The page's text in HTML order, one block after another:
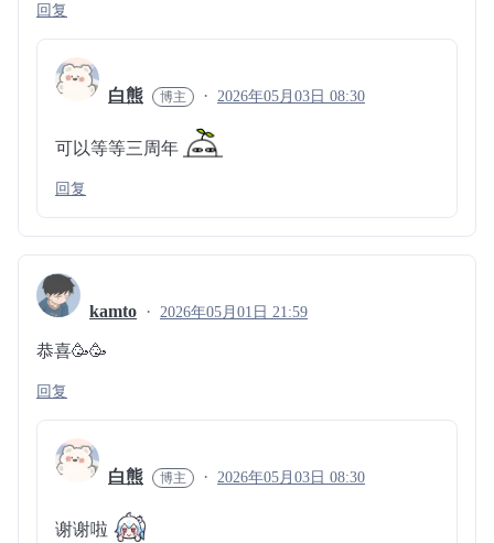
回复
白熊 2026年05月03日 08:30
可以等等三周年
回复
kamto 2026年05月01日 21:59
恭喜🥳🥳
回复
白熊 2026年05月03日 08:30
谢谢啦